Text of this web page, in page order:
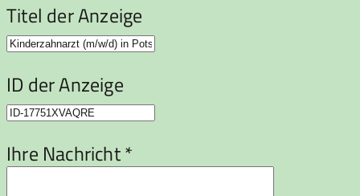
Titel der Anzeige
ID der Anzeige
Ihre Nachricht *